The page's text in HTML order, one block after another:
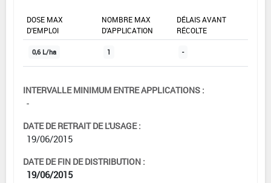
DOSE MAX
D'EMPLOI
NOMBRE MAX
D'APPLICATION
DÉLAIS AVANT
RÉCOLTE
0,6 L/ha 1 -
INTERVALLE MINIMUM ENTRE APPLICATIONS :
-
DATE DE RETRAIT DE L'USAGE :
19/06/2015
DATE DE FIN DE DISTRIBUTION :
19/06/2015